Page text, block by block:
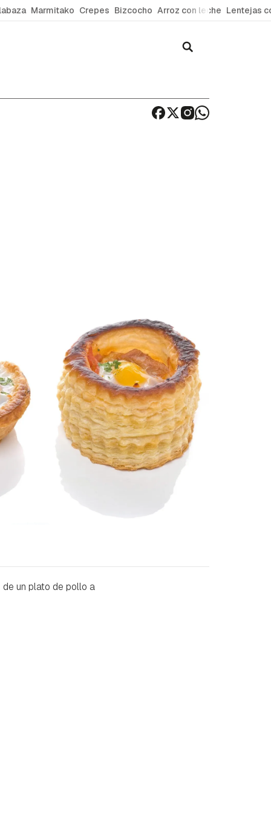
Marmitako Crepes Bizcocho Arroz con leche Lentejas
un plato de pollo a